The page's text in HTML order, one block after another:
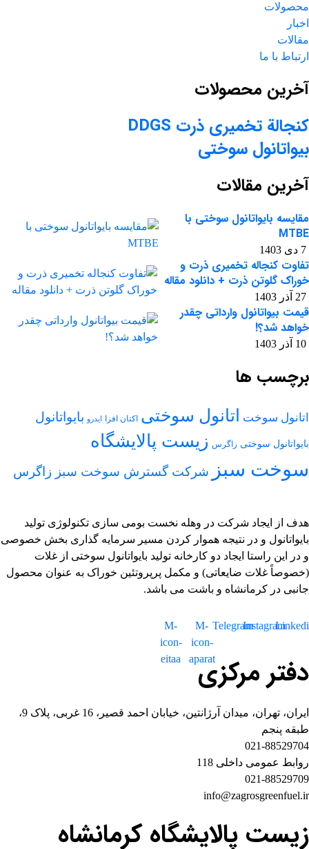
محصولات
اخبار
مقالات
ارتباط با ما
آخرین محصولات
کنجالة تخمیری ذرت DDGS
بیواتانول سوختی
آخرین مقالات
مقایسه بایواتانول سوختی با
MTBE
7 دی 1403
تفاوت کنجاله تخمیری ذرت و
خوراک گلوتن ذرت + دانلود مقاله
27 آذر 1403
قیمت بیواتانول وارداتی چقدر
خواهد شد؟!
10 آذر 1403
برچسب ها
اتانول سوخت اتانول سوختی اکتان افزا ایدرو بایواتانول
بایواتانول سوختی زاگرس زیست پالایشگاه
سوخت سبز شرکت گسترش سوخت سبز زاگرس
هدف از ایجاد شرکت در وهله نخست بومی سازی تکنولوژی تولید
بایواتانول و در نتیجه هموار کردن مسیر سرمایه گذاری بخش خصوصی
و در این راستا ایجاد دو کارخانه تولید بایواتانول سوختی از غلات
(خصوصاً غلات ضایعاتی) و مکمل پرپروتئین خوراک به عنوان محصول
جانبی در کرمانشاه و باشت می باشد.
Instagram
Telegram
M-
icon-
aparat
M-
icon-
eitaa
دفتر مرکزی
ایران، تهران، میدان آرژانتین، خیابان احمد قصیر، 16 غربی، پلاک 9،
طبقه پنجم
021-88529704
روابط عمومی داخلی 118
021-88529709
info@zagrosgreenfuel.ir​
زیست پالایشگاه کرمانشاه